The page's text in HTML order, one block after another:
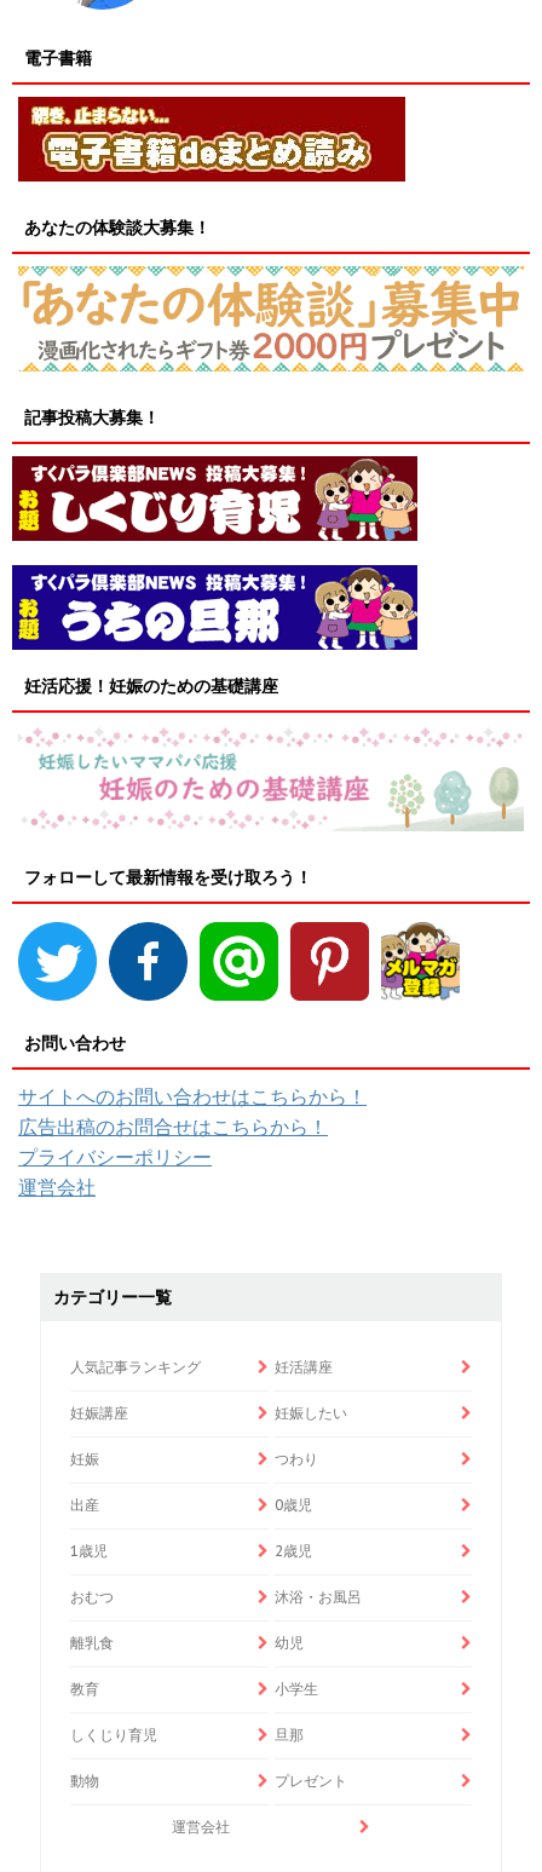
電子書籍
あなたの体験談大募集！
記事投稿大募集！
妊活応援！妊娠のための基礎講座
フォローして最新情報を受け取ろう！
お問い合わせ
サイトへのお問い合わせはこちらから！
広告出稿のお問合せはこちらから！
プライバシーポリシー
運営会社
カテゴリー一覧
人気記事ランキング 妊活講座
妊娠講座 妊娠したい
妊娠 つわり
出産 0歳児
1歳児 2歳児
おむつ 沐浴・お風呂
離乳食 幼児
教育 小学生
しくじり育児 旦那
動物 プレゼント
運営会社